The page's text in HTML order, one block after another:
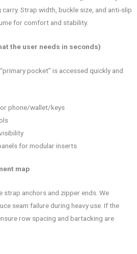
Strap width, buckle size, and anti-slip
for comfort and stability.
the user needs in seconds)
pocket” is accessed quickly and
phone/wallet/keys
for modular inserts
map
anchors and zipper ends. We
seam failure during heavy use. If the
row spacing and bartacking are